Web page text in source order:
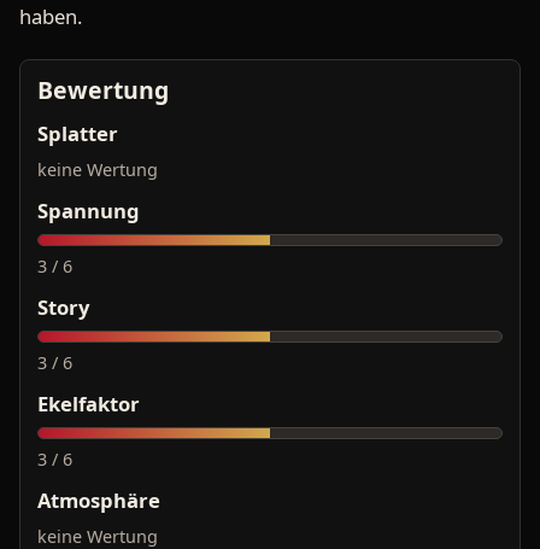
haben.
Bewertung
Splatter
keine Wertung
Spannung
3 / 6
Story
3 / 6
Ekelfaktor
3 / 6
Atmosphäre
keine Wertung